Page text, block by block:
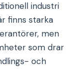
industri
finns starka
men
som drar
och